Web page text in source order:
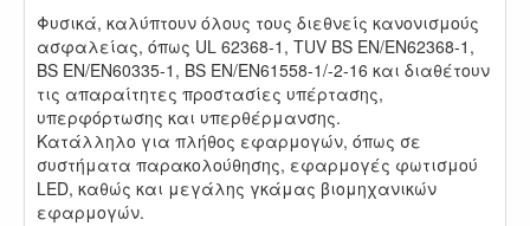
Φυσικά, καλύπτουν όλους τους διεθνείς κανονισμούς
ασφαλείας, όπως UL 62368-1, TUV BS EN/EN62368-1,
BS EN/EN60335-1, BS EN/EN61558-1/-2-16 και διαθέτουν
τις απαραίτητες προστασίες υπέρτασης,
υπερφόρτωσης και υπερθέρμανσης.
Κατάλληλο για πλήθος εφαρμογών, όπως σε
συστήματα παρακολούθησης, εφαρμογές φωτισμού
LED, καθώς και μεγάλης γκάμας βιομηχανικών
εφαρμογών.